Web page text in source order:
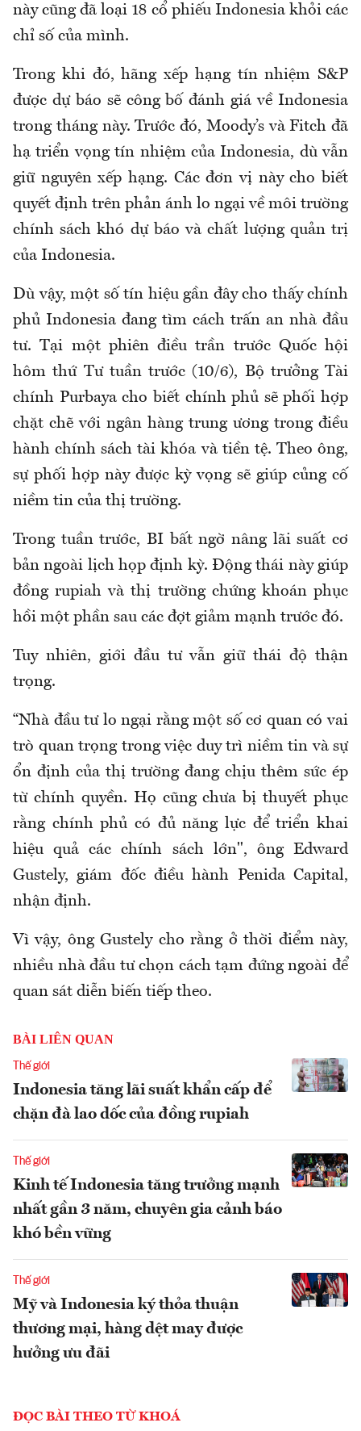
này cũng đã loại 18 cổ phiếu Indonesia khỏi các
chỉ số của mình.
Trong khi đó, hãng xếp hạng tín nhiệm S&P
được dự báo sẽ công bố đánh giá về Indonesia
trong tháng này. Trước đó, Moody’s và Fitch đã
hạ triển vọng tín nhiệm của Indonesia, dù vẫn
giữ nguyên xếp hạng. Các đơn vị này cho biết
quyết định trên phản ánh lo ngại về môi trường
chính sách khó dự báo và chất lượng quản trị
của Indonesia.
Dù vậy, một số tín hiệu gần đây cho thấy chính
phủ Indonesia đang tìm cách trấn an nhà đầu
tư. Tại một phiên điều trần trước Quốc hội
hôm thứ Tư tuần trước (10/6), Bộ trưởng Tài
chính Purbaya cho biết chính phủ sẽ phối hợp
chặt chẽ với ngân hàng trung ương trong điều
hành chính sách tài khóa và tiền tệ. Theo ông,
sự phối hợp này được kỳ vọng sẽ giúp củng cố
niềm tin của thị trường.
Trong tuần trước, BI bất ngờ nâng lãi suất cơ
bản ngoài lịch họp định kỳ. Động thái này giúp
đồng rupiah và thị trường chứng khoán phục
hồi một phần sau các đợt giảm mạnh trước đó.
Tuy nhiên, giới đầu tư vẫn giữ thái độ thận
trọng.
“Nhà đầu tư lo ngại rằng một số cơ quan có vai
trò quan trọng trong việc duy trì niềm tin và sự
ổn định của thị trường đang chịu thêm sức ép
từ chính quyền. Họ cũng chưa bị thuyết phục
rằng chính phủ có đủ năng lực để triển khai
hiệu quả các chính sách lớn", ông Edward
Gustely, giám đốc điều hành Penida Capital,
nhận định.
Vì vậy, ông Gustely cho rằng ở thời điểm này,
nhiều nhà đầu tư chọn cách tạm đứng ngoài để
quan sát diễn biến tiếp theo.
BÀI LIÊN QUAN
Thế giới
Indonesia tăng lãi suất khẩn cấp để
chặn đà lao dốc của đồng rupiah
Thế giới
Kinh tế Indonesia tăng trưởng mạnh
nhất gần 3 năm, chuyên gia cảnh báo
khó bền vững
Thế giới
Mỹ và Indonesia ký thỏa thuận
thương mại, hàng dệt may được
hưởng ưu đãi
ĐỌC BÀI THEO TỪ KHOÁ